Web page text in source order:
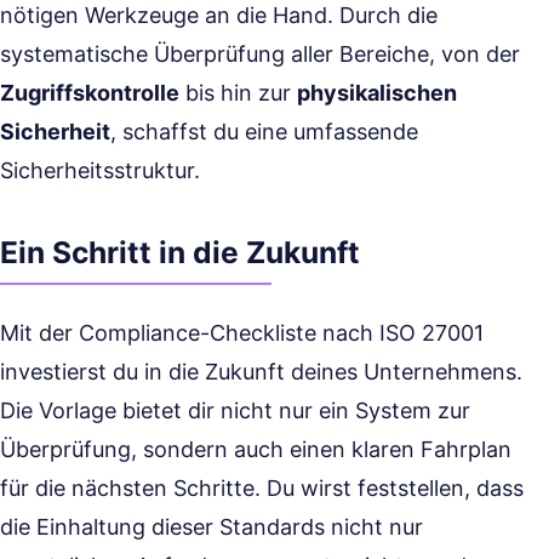
nötigen Werkzeuge an die Hand. Durch die
systematische Überprüfung aller Bereiche, von der
Zugriffskontrolle bis hin zur physikalischen
Sicherheit, schaffst du eine umfassende
Sicherheitsstruktur.
Ein Schritt in die Zukunft
Mit der Compliance-Checkliste nach ISO 27001
investierst du in die Zukunft deines Unternehmens.
Die Vorlage bietet dir nicht nur ein System zur
Überprüfung, sondern auch einen klaren Fahrplan
für die nächsten Schritte. Du wirst feststellen, dass
die Einhaltung dieser Standards nicht nur